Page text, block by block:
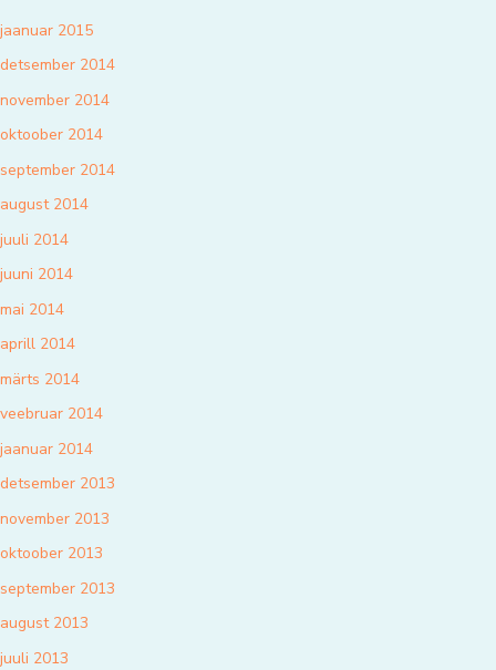
jaanuar 2015
detsember 2014
november 2014
oktoober 2014
september 2014
august 2014
juuli 2014
juuni 2014
mai 2014
aprill 2014
märts 2014
veebruar 2014
jaanuar 2014
detsember 2013
november 2013
oktoober 2013
september 2013
august 2013
juuli 2013